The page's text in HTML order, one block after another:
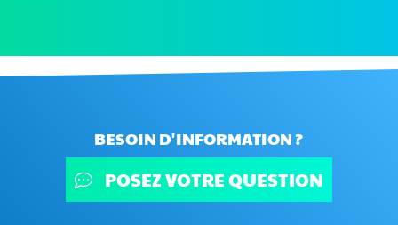
BESOIN D'INFORMATION ?
POSEZ VOTRE QUESTION